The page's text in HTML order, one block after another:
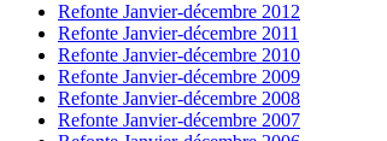
Refonte Janvier-décembre 2012
Refonte Janvier-décembre 2011
Refonte Janvier-décembre 2010
Refonte Janvier-décembre 2009
Refonte Janvier-décembre 2008
Refonte Janvier-décembre 2007